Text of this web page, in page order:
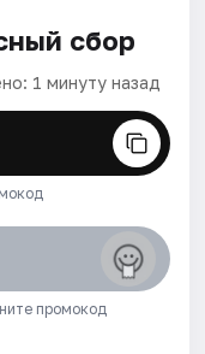
сбор
1 минуту назад
промокод